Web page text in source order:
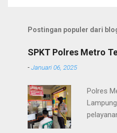
Postingan populer dari
SPKT Polres Metro
-Januari 06, 2025
Polres